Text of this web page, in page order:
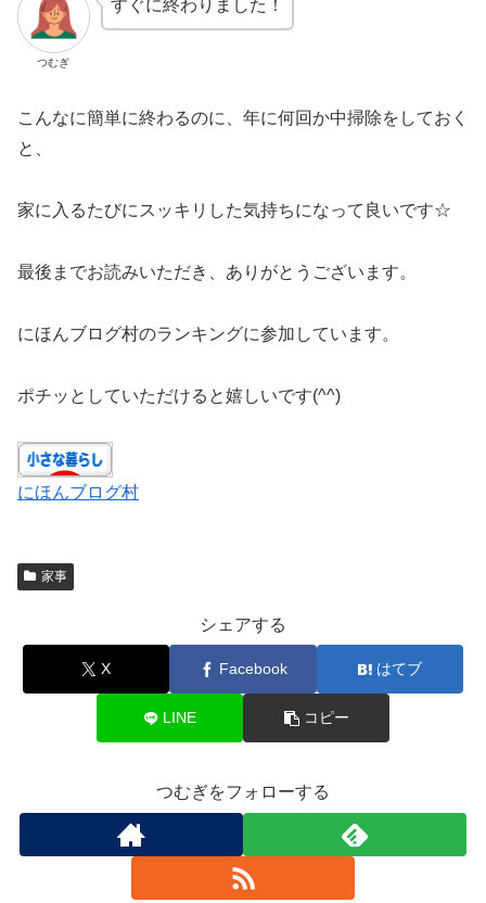
つむぎ
すぐに終わりました！
こんなに簡単に終わるのに、年に何回か中掃除をしておく
と、
家に入るたびにスッキリした気持ちになって良いです☆
最後までお読みいただき、ありがとうございます。
にほんブログ村のランキングに参加しています。
ポチッとしていただけると嬉しいです(^^)
にほんブログ村
家事
シェアする
X Facebook はてブ
LINE コピー
つむぎをフォローする